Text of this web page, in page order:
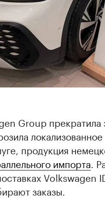
Group
продукция
импорта.
Volkswagen
заказы.